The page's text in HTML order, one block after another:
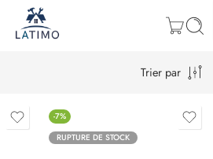
Trier par
-7%
RUPTURE DE STOCK